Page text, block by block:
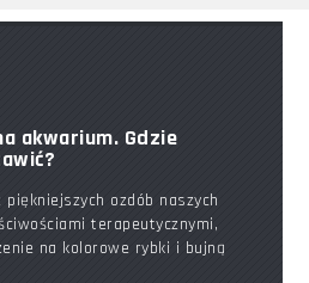
akwarium. Gdzie
ozdób naszych
terapeutycznymi,
na kolorowe rybki i bujną